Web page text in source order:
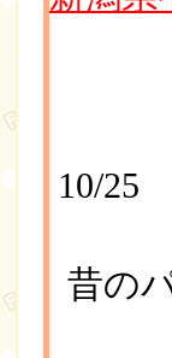
10/25
昔の